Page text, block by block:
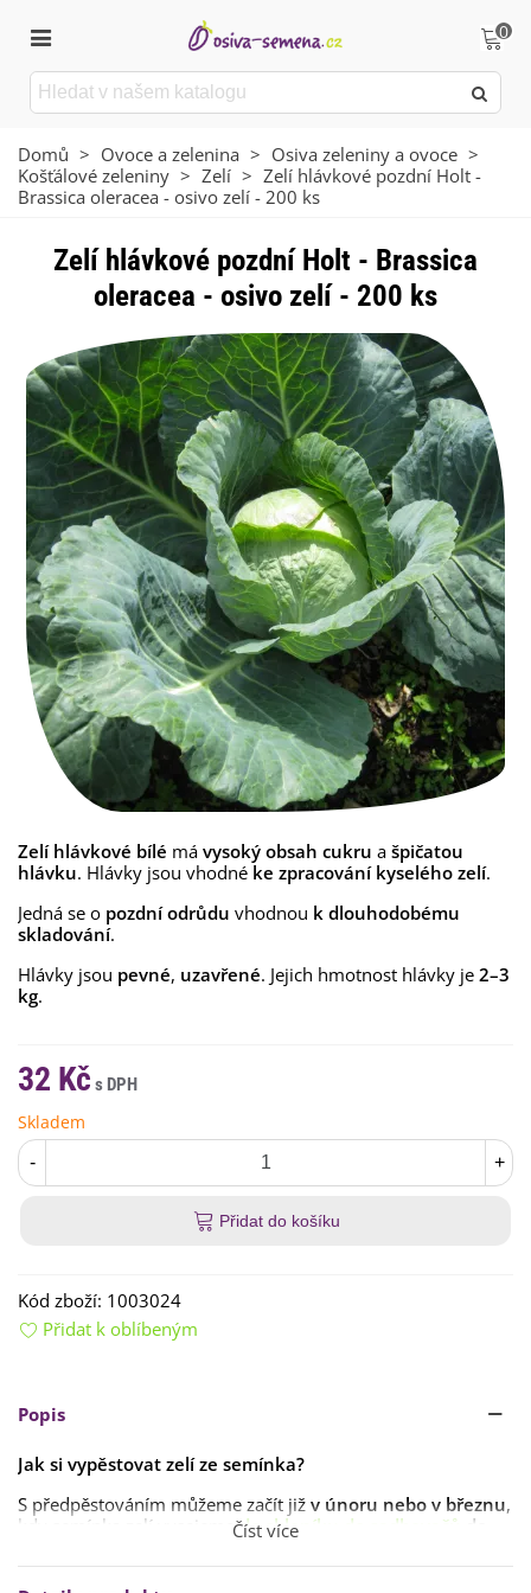
0
Domů > Ovoce a zelenina > Osiva zeleniny a ovoce >
Košťálové zeleniny > Zelí > Zelí hlávkové pozdní Holt -
Brassica oleracea - osivo zelí - 200 ks
Zelí hlávkové pozdní Holt - Brassica
oleracea - osivo zelí - 200 ks
Zelí hlávkové bílé má vysoký obsah cukru a špičatou
hlávku. Hlávky jsou vhodné ke zpracování kyselého zelí.
Jedná se o pozdní odrůdu vhodnou k dlouhodobému
skladování.
Hlávky jsou pevné, uzavřené. Jejich hmotnost hlávky je 2–3
kg.
32 Kč
Skladem
- +
Přidat do košíku
Kód zboží: 1003024
Přidat k oblíbeným
Popis
Jak si vypěstovat zelí ze semínka?
S předpěstováním můžeme začít již v únoru nebo v březnu,
kdy semínka zelí vysejemedo skleníku do sadbovačů
do
teplotě 20 °C. Jakmile narostouoba dva děložní lístky,
Číst více